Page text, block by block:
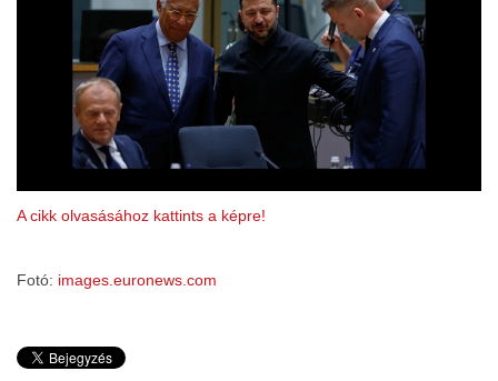
A cikk olvasásához kattints a képre!
Fotó: images.euronews.com